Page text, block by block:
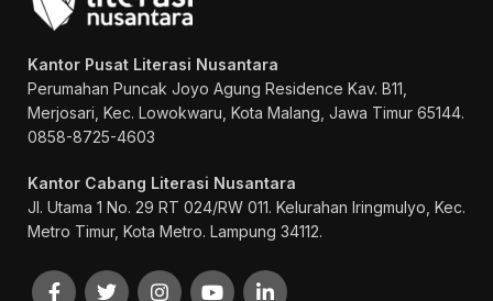
Kantor Pusat Literasi Nusantara
Perumahan Puncak Joyo Agung Residence Kav. B11,
Merjosari, Kec. Lowokwaru, Kota Malang, Jawa Timur 65144.
0858-8725-4603
Kantor Cabang Literasi Nusantara
Jl. Utama 1 No. 29 RT 024/RW 011. Kelurahan Iringmulyo, Kec.
Metro Timur, Kota Metro. Lampung 34112.